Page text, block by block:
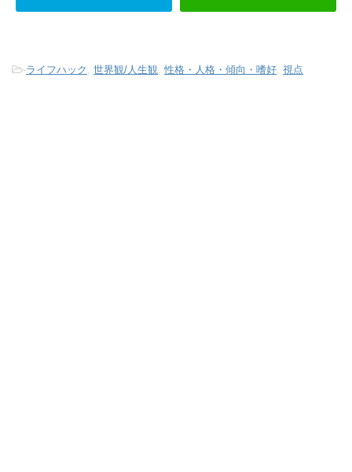
-ライフハック , 世界観/人生観, 性格・人格・傾向・嗜好, 視点